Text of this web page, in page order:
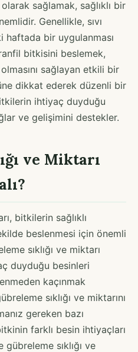
sağlamak, sağlıklı bir
Genellikle, sıvı
haftada bir uygulanması
bitkisini beslemek,
sağlayan etkili bir
dikkat ederek düzenli bir
ihtiyaç duyduğu
ve gelişimini destekler.
ve Miktarı
bitkilerin sağlıklı
beslenmesi için önemli
sıklığı ve miktarı
duyduğu besinleri
kaçınmak
sıklığı ve miktarını
gereken bazı
farklı besin ihtiyaçları
sıklığı ve